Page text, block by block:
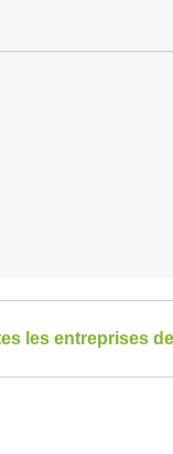
les entreprises